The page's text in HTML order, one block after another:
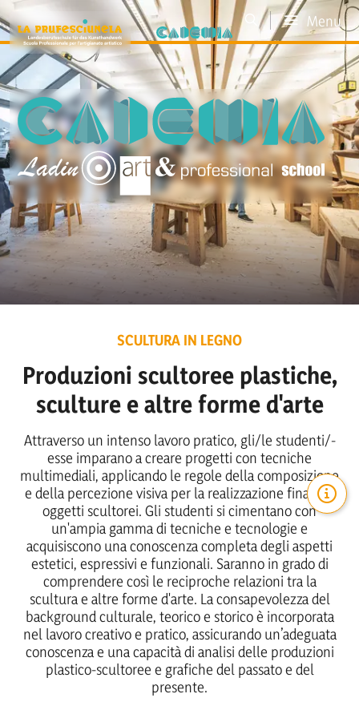
Menu
SCULTURA IN LEGNO
Produzioni scultoree plastiche,
sculture e altre forme d'arte
Attraverso un intenso lavoro pratico, gli/le studenti/-
esse imparano a creare progetti con tecniche
multimediali, applicando le regole della composizione
e della percezione visiva per la realizzazione finale di
oggetti scultorei. Gli studenti si cimentano con
un'ampia gamma di tecniche e tecnologie e
acquisiscono una conoscenza completa degli aspetti
estetici, espressivi e funzionali. Saranno in grado di
comprendere così le reciproche relazioni tra la
scultura e altre forme d'arte. La consapevolezza del
background culturale, teorico e storico è incorporata
nel lavoro creativo e pratico, assicurando un’adeguata
conoscenza e una capacità di analisi delle produzioni
plastico-scultoree e grafiche del passato e del
presente.